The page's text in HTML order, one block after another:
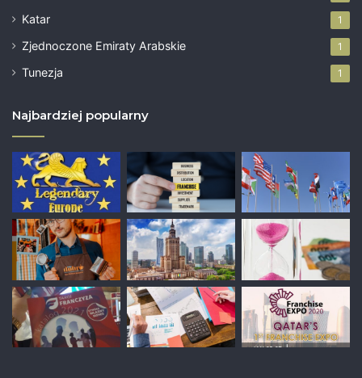
Katar 1
Zjednoczone Emiraty Arabskie 1
Tunezja 1
Najbardziej popularny